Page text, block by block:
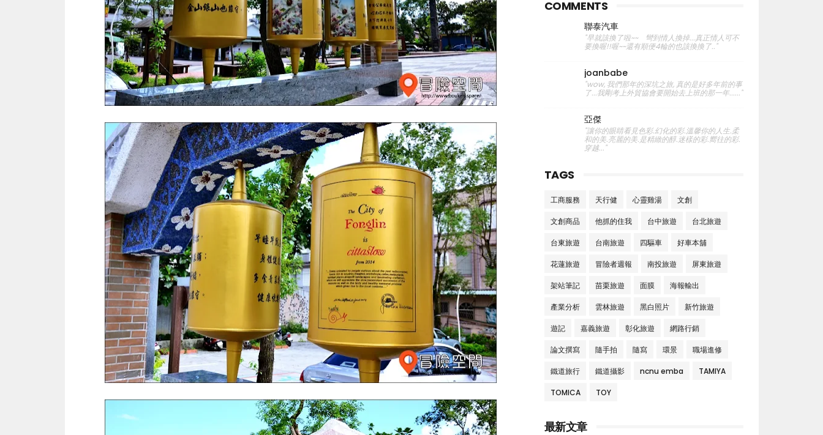
COMMENTS
聯泰汽車
"早就該換了啦~~ 彎到情人換掉...真正情人可不
要換喔!!喔~~還有順便4輪的也該換換了.."
joanbabe
"wow, 我們那年的深坑之旅, 真的是好多年前的事
了...我剛考上外貿協會要開始去上班的那一年......"
亞傑
"讓你的眼睛看見色彩.幻化的彩.溫馨你的人生.柔
和的美.亮麗的美.是精緻的醇.迷樣的彩.嚮往的彩.
穿越..."
TAGS
工商服務 天行健 心靈雞湯 文創
文創商品 他抓的住我 台中旅遊 台北旅遊
台東旅遊 台南旅遊 四驅車 好車本舖
花蓮旅遊 冒險者週報 南投旅遊 屏東旅遊
架站筆記 苗栗旅遊 面膜 海報輸出
產業分析 雲林旅遊 黑白照片 新竹旅遊
遊記 嘉義旅遊 彰化旅遊 網路行銷
論文撰寫 隨手拍 隨寫 環景 職場進修
鐵道旅行 鐵道攝影 ncnu emba TAMIYA
TOMICA TOY
最新文章